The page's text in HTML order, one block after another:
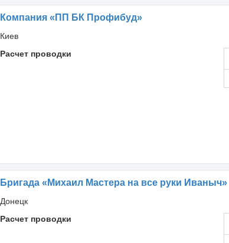
Компания «ПП БК Профибуд»
Киев
Расчет проводки
Бригада «Михаил Мастера на все руки Иваныч»
Донецк
Расчет проводки